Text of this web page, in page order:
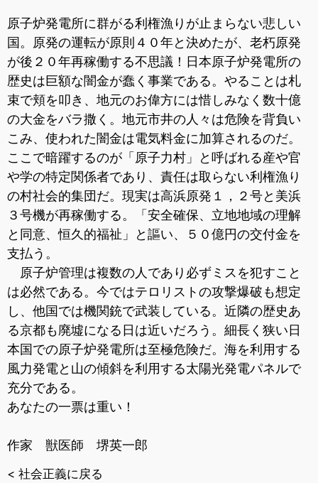
原子炉発電所に群がる利権漁りが止まらない悲しい
国。原発の運転が原則４０年と決めたが、老朽原発
が後２０年再稼働する不思議！日本原子炉発電所の
歴史は巨額な闇金が蠢く事業である。やることは札
束で頬を叩き、地元のお偉方には惜しみなく数十億
の大金をバラ撒く。地元市井の人々は危険を背負い
こみ、使われた闇金は電気料金に加算されるのだ。
ここで暗躍するのが「原子力村」と呼ばれる産や官
や学の特定関係者であり、責任は取らない利権漁り
の村社会的集団だ。現実は高浜原発１，２号と美浜
３号機が再稼働する。「安全確保、立地地域の理解
と同意、恒久的福祉」と謳い、５０億円の交付金を
支払う。
原子炉管理は複数の人であり必ずミスを犯すこと
は必然である。今ではテロリストの攻撃爆破も想定
し、他国では機関銃で武装している。近隣の歴史あ
る京都も廃墟になる日は近いだろう。細長く狭い日
本国での原子炉発電所は至極危険だ。海を利用する
風力発電と山の傾斜を利用する太陽光発電パネルで
充分である。
あなたの一票は重い！
作家 獣医師 堺英一郎
< 社会正義に戻る